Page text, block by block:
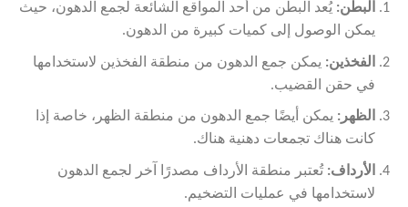
البطن: يُعد البطن من أحد المواقع الشائعة لجمع الدهون، حيث
يمكن الوصول إلى كميات كبيرة من الدهون.
الفخذين: يمكن جمع الدهون من منطقة الفخذين لاستخدامها
في حقن القضيب.
الظهر: يمكن أيضًا جمع الدهون من منطقة الظهر، خاصة إذا
كانت هناك تجمعات دهنية هناك.
الأرداف: تُعتبر منطقة الأرداف مصدرًا آخر لجمع الدهون
لاستخدامها في عمليات التضخيم.